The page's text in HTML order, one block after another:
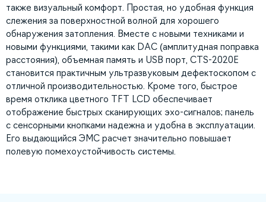
также визуальный комфорт. Простая, но удобная функция
слежения за поверхностной волной для хорошего
обнаружения затопления. Вместе с новыми техниками и
новыми функциями, такими как DAC (амплитудная поправка
расстояния), объемная память и USB порт, CTS-2020E
становится практичным ультразвуковым дефектоскопом с
отличной производительностью. Кроме того, быстрое
время отклика цветного TFT LCD обеспечивает
отображение быстрых сканирующих эхо-сигналов; панель
с сенсорными кнопками надежна и удобна в эксплуатации.
Его выдающийся ЭМС расчет значительно повышает
полевую помехоустойчивость системы.